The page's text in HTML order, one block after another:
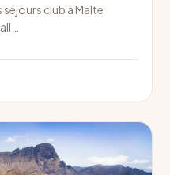
club à Malte